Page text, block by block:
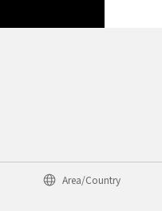
Area/Country